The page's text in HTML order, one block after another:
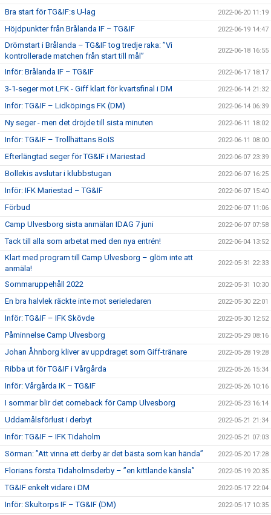
Bra start för TG&IF:s U-lag 2022-06-20 11:19
Höjdpunkter från Brålanda IF – TG&IF 2022-06-19 14:47
Drömstart i Brålanda – TG&IF tog tredje raka: ”Vi
kontrollerade matchen från start till mål”
2022-06-18 16:55
Inför: Brålanda IF – TG&IF 2022-06-17 18:17
3-1-seger mot LFK - Giff klart för kvartsfinal i DM 2022-06-14 21:32
Inför: TG&IF – Lidköpings FK (DM) 2022-06-14 06:39
Ny seger - men det dröjde till sista minuten 2022-06-11 18:02
Inför: TG&IF – Trollhättans BoIS 2022-06-11 08:00
Efterlängtad seger för TG&IF i Mariestad 2022-06-07 23:39
Bollekis avslutar i klubbstugan 2022-06-07 16:25
Inför: IFK Mariestad – TG&IF 2022-06-07 15:40
Förbud 2022-06-07 11:06
Camp Ulvesborg sista anmälan IDAG 7 juni 2022-06-07 07:58
Tack till alla som arbetat med den nya entrén! 2022-06-04 13:52
Klart med program till Camp Ulvesborg – glöm inte att
anmäla!
2022-05-31 22:33
Sommaruppehåll 2022 2022-05-31 10:30
En bra halvlek räckte inte mot serieledaren 2022-05-30 22:01
Inför: TG&IF – IFK Skövde 2022-05-30 12:52
Påminnelse Camp Ulvesborg 2022-05-29 08:16
Johan Åhnborg kliver av uppdraget som Giff-tränare 2022-05-28 19:28
Ribba ut för TG&IF i Vårgårda 2022-05-26 15:34
Inför: Vårgårda IK – TG&IF 2022-05-26 10:16
I sommar blir det comeback för Camp Ulvesborg 2022-05-23 16:14
Uddamålsförlust i derbyt 2022-05-21 21:34
Inför: TG&IF – IFK Tidaholm 2022-05-21 07:03
Sörman: ”Att vinna ett derby är det bästa som kan hända” 2022-05-20 17:28
Florians första Tidaholmsderby – ”en kittlande känsla” 2022-05-19 20:35
TG&IF enkelt vidare i DM 2022-05-17 22:04
Inför: Skultorps IF – TG&IF (DM) 2022-05-17 10:35